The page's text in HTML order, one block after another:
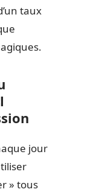
taux
jour
» tous